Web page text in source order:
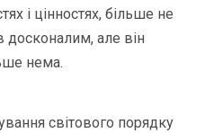
і цінностях, більше не
досконалим, але він
нема.
світового порядку